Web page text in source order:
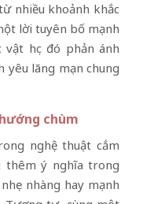
nhiều khoảnh khắc
lời tuyên bố mạnh
học đó phản ánh
yêu lãng mạn chung
chùm
nghệ thuật cắm
thêm ý nghĩa trong
nhàng hay mạnh